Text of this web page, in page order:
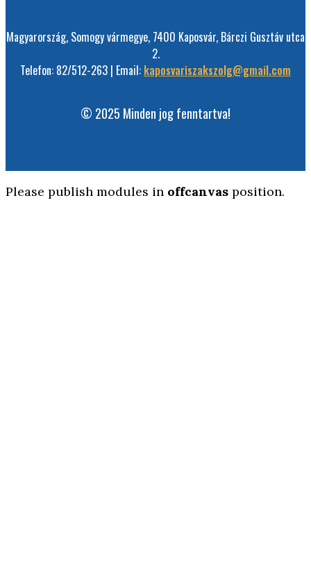
Magyarország, Somogy vármegye, 7400 Kaposvár, Bárczi Gusztáv utca
2.
Telefon: 82/512-263 | Email: kaposvariszakszolg@gmail.com
© 2025 Minden jog fenntartva!
Please publish modules in offcanvas position.